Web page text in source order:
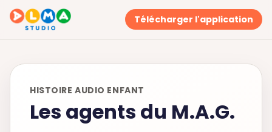
Télécharger l'application
HISTOIRE AUDIO ENFANT
Les agents du M.A.G.